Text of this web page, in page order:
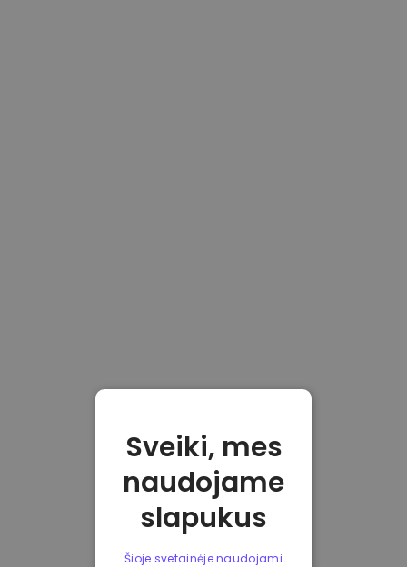
Sveiki, mes
naudojame
slapukus
Šioje svetainėje naudojami